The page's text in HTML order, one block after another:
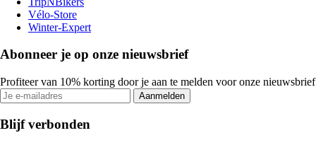
Vélo-Store
Winter-Expert
Abonneer je op onze nieuwsbrief
Profiteer van 10% korting door je aan te melden voor onze nieuwsbrief
Aanmelden
Blijf verbonden